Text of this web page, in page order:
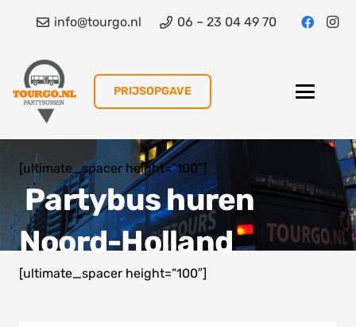
info@tourgo.nl 06 – 23 04 49 70
PRIJSOPGAVE
[ultimate_spacer height=”100″]
Partybus huren
Noord-Holland
[ultimate_spacer height=”100″]